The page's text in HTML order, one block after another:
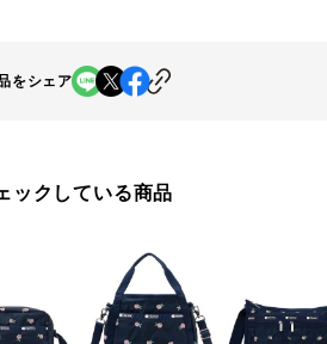
をシェア
ックしている商品